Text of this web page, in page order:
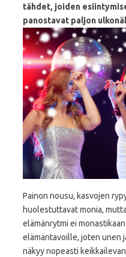
tähdet, joiden
panostavat paljon
Painon nousu, kasvojen
huolestuttavat monia,
elämänrytmi ei
elämäntavoille, joten unen
näkyy nopeasti